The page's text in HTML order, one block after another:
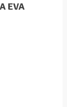
EVA